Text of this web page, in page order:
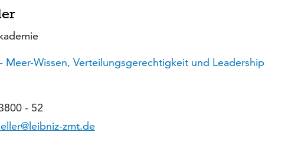
Meer-Wissen, Verteilungsgerechtigkeit und Leadership
- 52
zmt.de